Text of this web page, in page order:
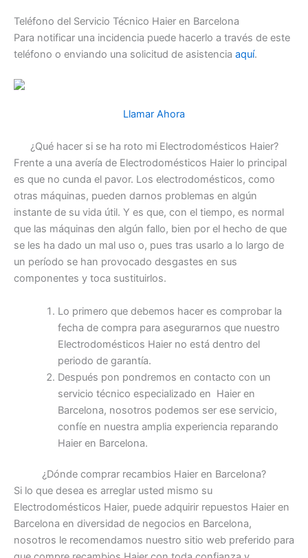
Teléfono del Servicio Técnico Haier en Barcelona
Para notificar una incidencia puede hacerlo a través de este
teléfono o enviando una solicitud de asistencia aquí.
Llamar Ahora
¿Qué hacer si se ha roto mi Electrodomésticos Haier?
Frente a una avería de Electrodomésticos Haier lo principal
es que no cunda el pavor. Los electrodomésticos, como
otras máquinas, pueden darnos problemas en algún
instante de su vida útil. Y es que, con el tiempo, es normal
que las máquinas den algún fallo, bien por el hecho de que
se les ha dado un mal uso o, pues tras usarlo a lo largo de
un período se han provocado desgastes en sus
componentes y toca sustituirlos.
Lo primero que debemos hacer es comprobar la
fecha de compra para asegurarnos que nuestro
Electrodomésticos Haier no está dentro del
periodo de garantía.
Después pon pondremos en contacto con un
servicio técnico especializado en Haier en
Barcelona, nosotros podemos ser ese servicio,
confíe en nuestra amplia experiencia reparando
Haier en Barcelona.
¿Dónde comprar recambios Haier en Barcelona?
Si lo que desea es arreglar usted mismo su
Electrodomésticos Haier, puede adquirir repuestos Haier en
Barcelona en diversidad de negocios en Barcelona,
nosotros le recomendamos nuestro sitio web preferido para